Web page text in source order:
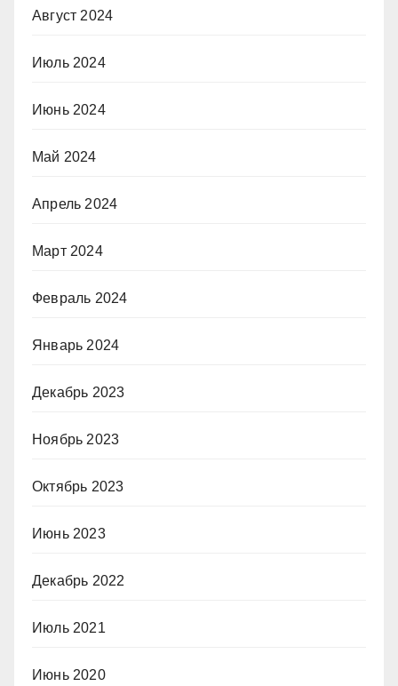
Август 2024
Июль 2024
Июнь 2024
Май 2024
Апрель 2024
Март 2024
Февраль 2024
Январь 2024
Декабрь 2023
Ноябрь 2023
Октябрь 2023
Июнь 2023
Декабрь 2022
Июль 2021
Июнь 2020